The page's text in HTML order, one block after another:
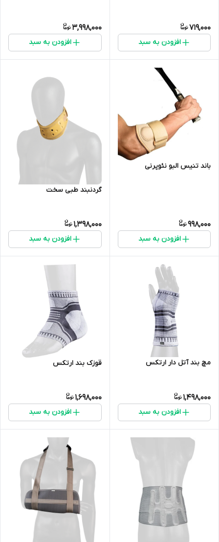
719,000
افزودن به سبد
3,998,000
افزودن به سبد
باند تنیس البو نئوپرنی
998,000
افزودن به سبد
گردنبند طبی سخت
1,398,000
افزودن به سبد
مچ بند آتل دار ارتکس
1,498,000
افزودن به سبد
قوزک بند ارتکس
1,698,000
افزودن به سبد